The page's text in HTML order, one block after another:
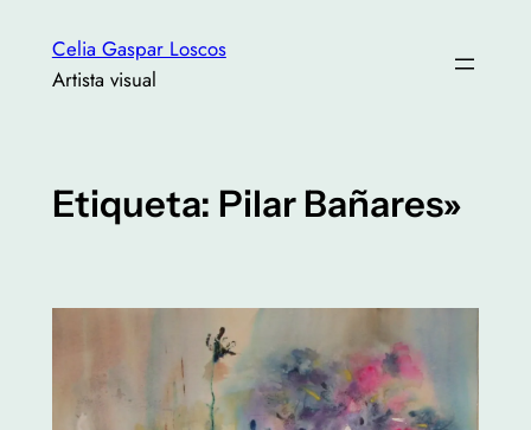
contenido
Celia Gaspar Loscos
Artista visual
Etiqueta: Pilar Bañares»